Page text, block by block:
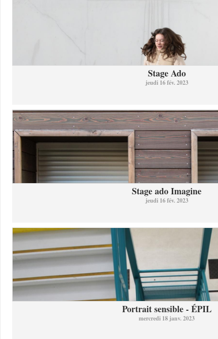
Stage Ado
jeudi 16 fév. 2023
Stage ado Imagine
jeudi 16 fév. 2023
Portrait sensible - ÉPIL
mercredi 18 janv. 2023